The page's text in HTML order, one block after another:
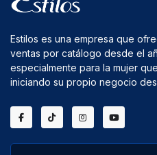
Estilos es una empresa que
ventas por catálogo desde el
especialmente para la mujer
iniciando su propio negocio